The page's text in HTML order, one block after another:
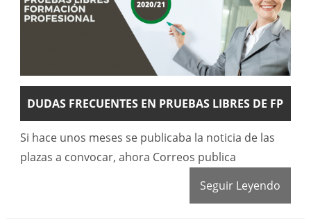
DUDAS FRECUENTES EN PRUEBAS LIBRES DE FP
Si hace unos meses se publicaba la noticia de las
plazas a convocar, ahora Correos publica
Seguir Leyendo